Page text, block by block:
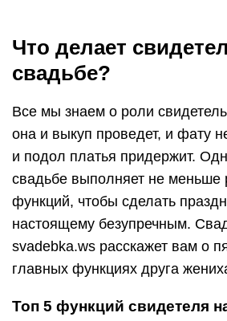
Что делает
свадьбе?
Все мы знаем о роли
она и выкуп проведет, и фату
и подол платья придержит.
свадьбе выполняет не меньше
функций, чтобы сделать
настоящему безупречным.
svadebka.ws расскажет вам о
главных функциях друга
Топ 5 функций свидетеля